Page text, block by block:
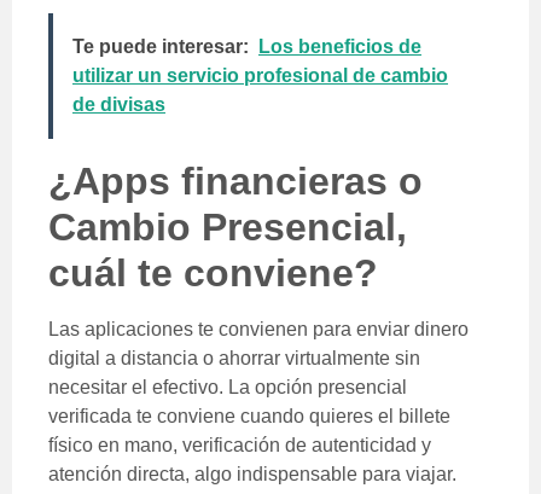
Te puede interesar:
Los beneficios de
utilizar un servicio profesional de cambio
de divisas
¿Apps financieras o
Cambio Presencial,
cuál te conviene?
Las aplicaciones te convienen para enviar dinero
digital a distancia o ahorrar virtualmente sin
necesitar el efectivo. La opción presencial
verificada te conviene cuando quieres el billete
físico en mano, verificación de autenticidad y
atención directa, algo indispensable para viajar.